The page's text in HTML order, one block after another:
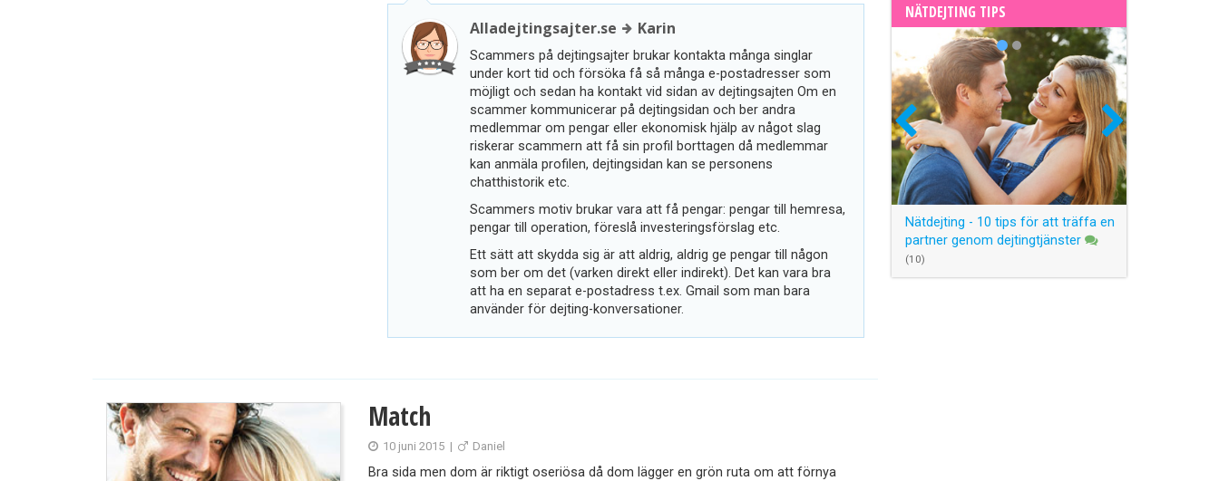
Alladejtingsajter.se Karin
Scammers på dejtingsajter brukar kontakta många singlar
under kort tid och försöka få så många e-postadresser som
möjligt och sedan ha kontakt vid sidan av dejtingsajten Om en
scammer kommunicerar på dejtingsidan och ber andra
medlemmar om pengar eller ekonomisk hjälp av något slag
riskerar scammern att få sin profil borttagen då medlemmar
kan anmäla profilen, dejtingsidan kan se personens
chatthistorik etc.
Scammers motiv brukar vara att få pengar: pengar till hemresa,
pengar till operation, föreslå investeringsförslag etc.
Ett sätt att skydda sig är att aldrig, aldrig ge pengar till någon
som ber om det (varken direkt eller indirekt). Det kan vara bra
att ha en separat e-postadress t.ex. Gmail som man bara
använder för dejting-konversationer.
Match
10 juni 2015 | Daniel
Bra sida men dom är riktigt oseriösa då dom lägger en grön ruta om att förnya
NÄTDEJTING TIPS
Nätdejting - 10 tips för att träffa en
partner genom dejtingtjänster
(10)